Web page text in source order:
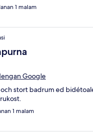
1 malam
Google
stort badrum ed
1 malam